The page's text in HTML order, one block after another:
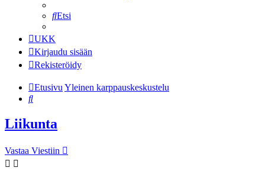
Etsi
UKK
Kirjaudu sisään
Rekisteröidy
EtusivuYleinen karppauskeskustelu
Etsi
Liikunta
Vastaa Viestiin